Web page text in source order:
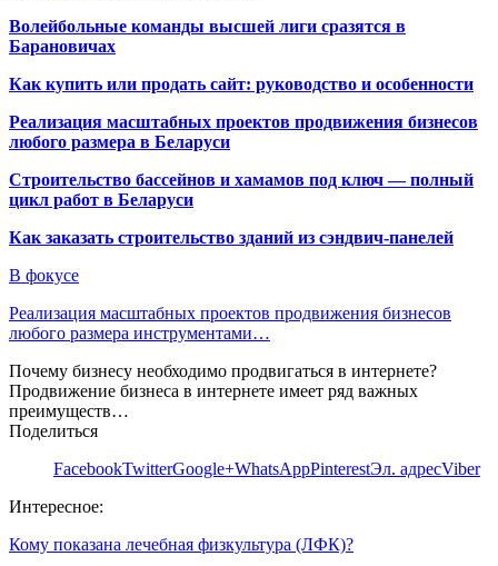
Волейбольные команды высшей лиги сразятся в
Барановичах
Как купить или продать сайт: руководство и особенности
Реализация масштабных проектов продвижения бизнесов
любого размера в Беларуси
Строительство бассейнов и хамамов под ключ — полный
цикл работ в Беларуси
Как заказать строительство зданий из сэндвич-панелей
В фокусе
Реализация масштабных проектов продвижения бизнесов
любого размера инструментами…
Почему бизнесу необходимо продвигаться в интернете?
Продвижение бизнеса в интернете имеет ряд важных
преимуществ…
Поделиться
FacebookTwitterGoogle+WhatsAppPinterestЭл. адресViber
Интересное:
Кому показана лечебная физкультура (ЛФК)?